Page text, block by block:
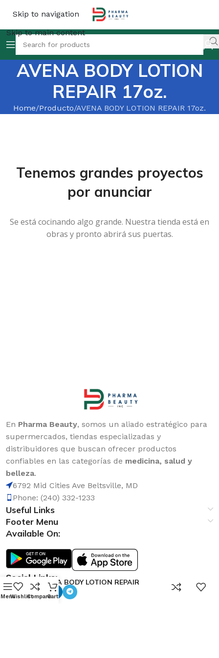
Skip to navigation
Skip to main content
AVENA BODY LOTION
REPAIR 17oz.
Home Producto AVENA BODY LOTION REPAIR 17oz.
Tenemos grandes proyectos
por anunciar
Se está cocinando algo grande. Nuestra tienda está en
obras y pronto abrirá sus puertas.
En Pharma Beauty, somos un aliado estratégico para
supermercados, tiendas especializadas y
distribuidores que buscan ofrecer productos
confiables en las categorías de medicina, salud y
belleza.
6792 Mid Cities Ave Beltsville, MD
Phone: (240) 332-1233
Useful Links
Footer Menu
Available On:
Social Links:AVENA BODY LOTION REPAIR
17oz.
MenuWishlistCompare
0
Cart